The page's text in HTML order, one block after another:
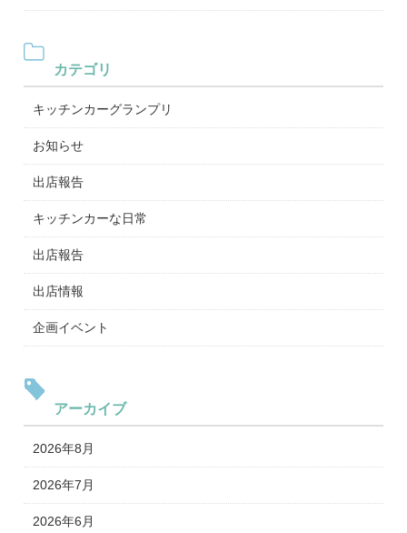
カテゴリ
キッチンカーグランプリ
お知らせ
出店報告
キッチンカーな日常
出店報告
出店情報
企画イベント
アーカイブ
2026年8月
2026年7月
2026年6月